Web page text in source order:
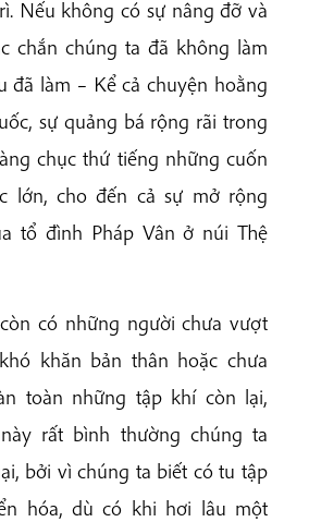
Nếu không có sự nâng đỡ và
chắn chúng ta đã không làm
đã làm – Kể cả chuyện hoằng
sự quảng bá rộng rãi trong
chục thứ tiếng những cuốn
lớn, cho đến cả sự mở rộng
tổ đình Pháp Vân ở núi Thệ
có những người chưa vượt
khăn bản thân hoặc chưa
toàn những tập khí còn lại,
rất bình thường chúng ta
bởi vì chúng ta biết có tu tập
hóa, dù có khi hơi lâu một